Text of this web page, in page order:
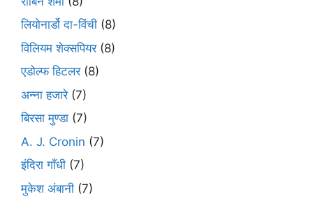
लियोनार्डो दा-विंची (8)
विलियम शेक्सपियर(8)
एडोल्फ हिटलर(8)
अन्ना हजारे(7)
बिरसा मुण्डा (7)
A. J. Cronin (7)
इंदिरा गाँधी (7)
मुकेश अंबानी (7)